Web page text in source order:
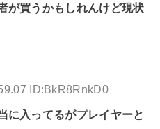
が買うかもしれんけど現状
ID:BkR8RnkD0
に入ってるがプレイヤーと